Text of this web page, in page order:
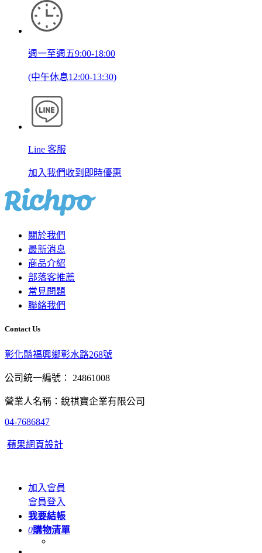
週一至週五9:00-18:00
(中午休息12:00-13:30)
Line 客服
加入我們收到即時優惠
關於我們
最新消息
商品介紹
部落客推薦
常見問題
聯絡我們
Contact Us
彰化縣福興鄉彰水路268號
公司統一編號： 24861008
營業人名稱：銳祺寶企業有限公司
04-7686847
蘋果網頁設計
加入會員
會員登入
我要結帳
0購物清單